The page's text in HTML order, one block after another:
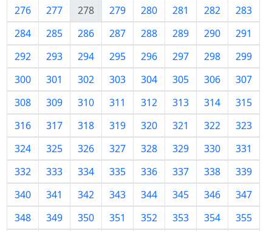
276
277 278 279 280 281 282
283
284
285 286 287 288 289 290
291
292
293 294 295 296 297 298
299
300
301 302 303 304 305 306
307
308
309 310 311 312 313 314
315
316
317 318 319 320 321 322
323
324
325 326 327 328 329 330
331
332
333 334 335 336 337 338
339
340
341 342 343 344 345 346
347
348
349 350 351 352 353 354 355